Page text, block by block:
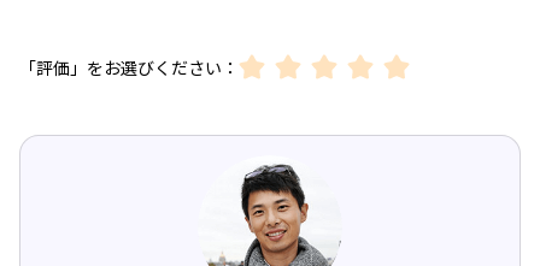
「評価」をお選びください：